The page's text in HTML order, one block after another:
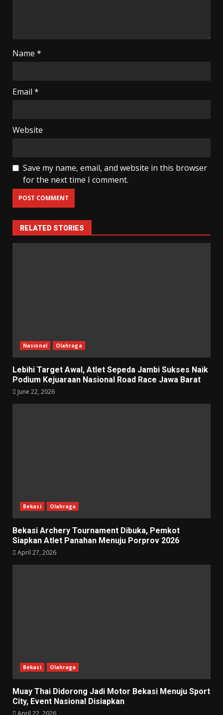
Name *
Email *
Website
Save my name, email, and website in this browser
for the next time I comment.
RELATED STORIES
Nasional Olahraga
Lebihi Target Awal, Atlet Sepeda Jambi Sukses Naik
Podium Kejuaraan Nasional Road Race Jawa Barat
June 22, 2026
Bekasi Olahraga
Bekasi Archery Tournament Dibuka, Pemkot
Siapkan Atlet Panahan Menuju Porprov 2026
April 27, 2026
Bekasi Olahraga
Muay Thai Didorong Jadi Motor Bekasi Menuju Sport
City, Event Nasional Disiapkan
April 22, 2026